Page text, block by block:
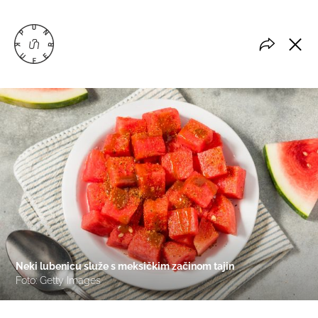
Neki lubenicu služe s meksičkim začinom tajin
Foto: Getty Images